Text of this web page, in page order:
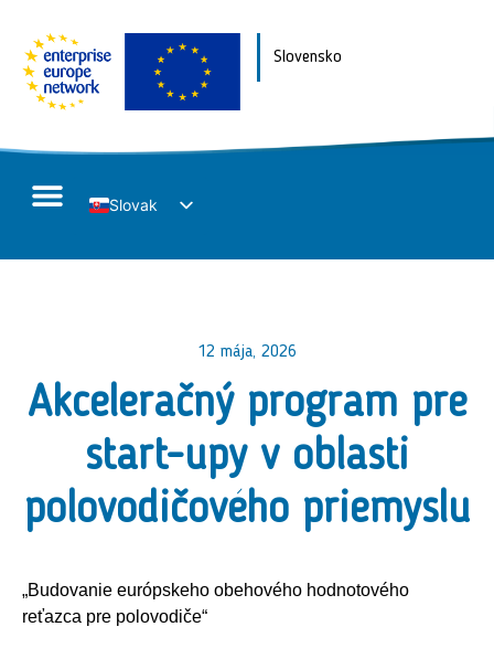
Slovensko
Slovak
12 mája, 2026
Akceleračný program pre
start-upy v oblasti
polovodičového priemyslu
„Budovanie európskeho obehového hodnotového
reťazca pre polovodiče“